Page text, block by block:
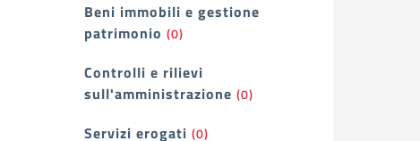
Beni immobili e gestione
patrimonio (0)
Controlli e rilievi
sull'amministrazione (0)
Servizi erogati (0)